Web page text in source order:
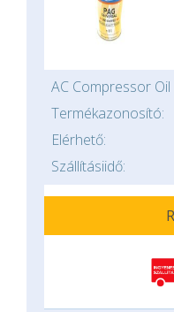
AC Compressor
Termékazonosító:
Elérhető:
Szállításiidő: